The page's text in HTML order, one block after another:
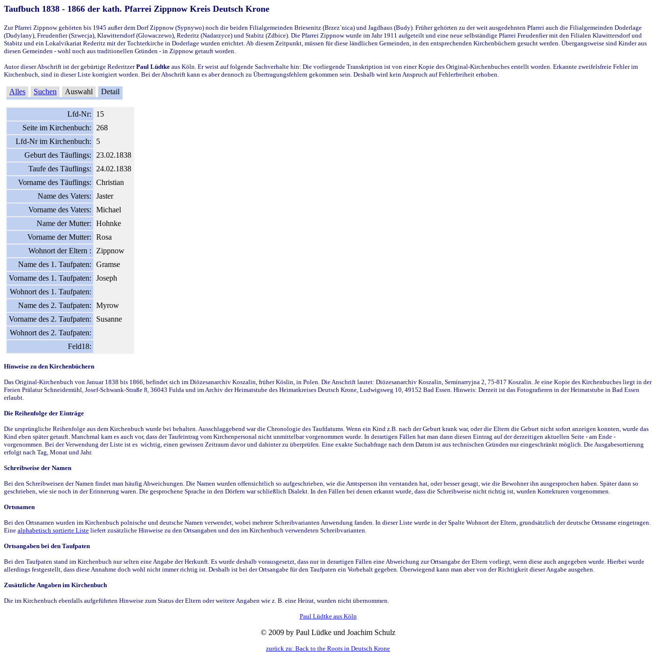
Taufbuch 1838 - 1866 der kath. Pfarrei Zippnow Kreis Deutsch Krone
Zur Pfarrei Zippnow gehörten bis 1945 außer dem Dorf Zippnow (Sypnywo) noch die beiden Filialgemeinden Briesenitz (Brzez`nica) und Jagdhaus (Budy). Früher gehörten zu der weit ausgedehnten Pfarrei auch die Filialgemeinden Doderlage
(Dudylany), Freudenfier (Szwecja), Klawittersdorf (Glowaczewo), Rederitz (Nadarzyce) und Stabitz (Zdbice). Die Pfarrei Zippnow wurde im Jahr 1911 aufgeteilt und eine neue selbständige Pfarrei Freudenfier mit den Filialen Klawittersdorf und
Stabitz und ein Lokalvikariat Rederitz mit der Tochterkirche in Doderlage wurden errichtet. Ab diesem Zeitpunkt, müssen für diese ländlichen Gemeinden, in den entsprechenden Kirchenbüchern gesucht werden. Übergangsweise sind Kinder aus
diesen Gemeinden - wohl noch aus traditionellen Gründen - in Zippnow getauft worden.
Autor dieser Abschrift ist der gebürtige RederitzerPaul Lüdtke aus Köln. Er weist auf folgende Sachverhalte hin: Die vorliegende Transkription ist von einer Kopie des Original-Kirchenbuches erstellt worden. Erkannte zweifelsfreie Fehler im
Kirchenbuch, sind in dieser Liste korrigiert worden. Bei der Abschrift kann es aber dennoch zu Übertragungsfehlern gekommen sein. Deshalb wird kein Anspruch auf Fehlerfreiheit erhoben.
Alles Suchen Auswahl Detail
Lfd-Nr:
15
Seite im Kirchenbuch:
268
Lfd-Nr im Kirchenbuch:
5
Geburt des Täuflings:
23.02.1838
Taufe des Täuflings:
24.02.1838
Vorname des Täuflings:
Christian
Name des Vaters:
Jaster
Vorname des Vaters:
Michael
Name der Mutter:
Hohnke
Vorname der Mutter:
Rosa
Wohnort der Eltern :
Zippnow
Name des 1. Taufpaten:
Gramse
Vorname des 1. Taufpaten:
Joseph
Wohnort des 1. Taufpaten:
Name des 2. Taufpaten:
Myrow
Vorname des 2. Taufpaten:
Susanne
Wohnort des 2. Taufpaten:
Feld18:
Hinweise zu den Kirchenbüchern
Das Original-Kirchenbuch von Januar 1838 bis 1866, befindet sich im Diözesanarchiv Koszalin, früher Köslin, in Polen. Die Anschrift lautet: Diözesanarchiv Koszalin, Seminarryjna 2, 75-817 Koszalin. Je eine Kopie des Kirchenbuches liegt in der
Freien Prälatur Schneidemühl, Josef-Schwank-Straße 8, 36043 Fulda und im Archiv der Heimatstube des Heimatkreises Deutsch Krone, Ludwigsweg 10, 49152 Bad Essen. Hinweis: Derzeit ist das Fotografieren in der Heimatstube in Bad Essen
erlaubt.
Die Reihenfolge der Einträge
Die ursprüngliche Reihenfolge aus dem Kirchenbuch wurde bei behalten. Ausschlaggebend war die Chronologie des Taufdatums. Wenn ein Kind z.B. nach der Geburt krank war, oder die Eltern die Geburt nicht sofort anzeigen konnten, wurde das
Kind eben später getauft. Manchmal kam es auch vor, dass der Taufeintrag vom Kirchenpersonal nicht unmittelbar vorgenommen wurde. In derartigen Fällen hat man dann diesen Eintrag auf der derzeitigen aktuellen Seite - am Ende -
vorgenommen. Bei der Verwendung der Liste ist es wichtig, einen gewissen Zeitraum davor und dahinter zu überprüfen. Eine exakte Suchabfrage nach dem Datum ist aus technischen Gründen nur eingeschränkt möglich. Die Ausgabesortierung
erfolgt nach Tag, Monat und Jahr.
Schreibweise der Namen
Bei den Schreibweisen der Namen findet man häufig Abweichungen. Die Namen wurden offensichtlich so aufgeschrieben, wie die Amtsperson ihn verstanden hat, oder besser gesagt, wie die Bewohner ihn ausgesprochen haben. Später dann so
geschrieben, wie sie noch in der Erinnerung waren. Die gesprochene Sprache in den Dörfern war schließlich Dialekt. In den Fällen bei denen erkannt wurde, dass die Schreibweise nicht richtig ist, wurden Korrekturen vorgenommen.
Ortsnamen
Bei den Ortsnamen wurden im Kirchenbuch polnische und deutsche Namen verwendet, wobei mehrere Schreibvarianten Anwendung fanden. In dieser Liste wurde in der Spalte Wohnort der Eltern, grundsätzlich der deutsche Ortsname eingetragen.
Eine alphabetisch sortierte Liste liefert zusätzliche Hinweise zu den Ortsangaben und den im Kirchenbuch verwendeten Schreibvarianten.
Ortsangaben bei den Taufpaten
Bei den Taufpaten stand im Kirchenbuch nur selten eine Angabe der Herkunft. Es wurde deshalb vorausgesetzt, dass nur in derartigen Fällen eine Abweichung zur Ortsangabe der Eltern vorliegt, wenn diese auch angegeben wurde. Hierbei wurde
allerdings festgestellt, dass diese Annahme doch wohl nicht immer richtig ist. Deshalb ist bei der Ortsangabe für den Taufpaten ein Vorbehalt gegeben. Überwiegend kann man aber von der Richtigkeit dieser Angabe ausgehen.
Zusätzliche Angaben im Kirchenbuch
Die im Kirchenbuch ebenfalls aufgeführten Hinweise zum Status der Eltern oder weitere Angaben wie z. B. eine Heirat, wurden nicht übernommen.
Paul Lüdtke aus Köln
© 2009 by Paul Lüdke und Joachim Schulz
zurück zu: Back to the Roots in Deutsch Krone